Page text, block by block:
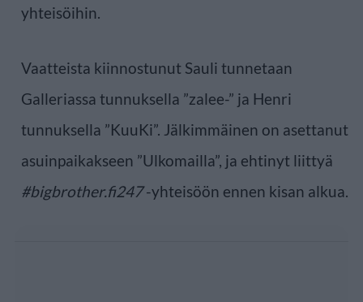
yhteisöihin.
Vaatteista kiinnostunut Sauli tunnetaan
Galleriassa tunnuksella ”zalee-” ja Henri
tunnuksella ”KuuKi”. Jälkimmäinen on asettanut
asuinpaikakseen ”Ulkomailla”, ja ehtinyt liittyä
#bigbrother.fi247-yhteisöön ennen kisan alkua.